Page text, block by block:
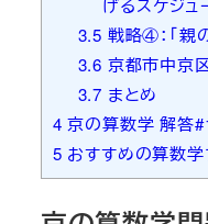
3.5 戦略④：「親
3.6 京都市中京
3.7 まとめ
4 京の算数学 解答
5 おすすめの算数